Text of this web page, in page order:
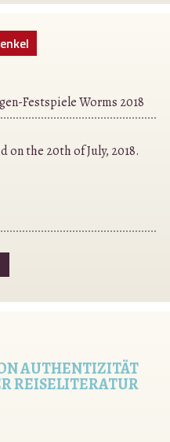
Festspiele Worms 2018
on the 20th of July, 2018.
AUTHENTIZITÄT
REISELITERATUR